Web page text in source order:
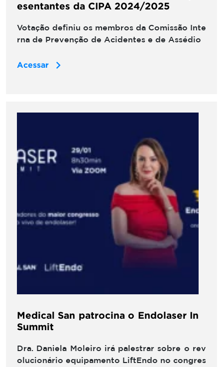
esentantes da CIPA 2024/2025
Votação definiu os membros da Comissão Inte
rna de Prevenção de Acidentes e de Assédio
Acessar
Medical San patrocina o Endolaser In
Summit
Dra. Daniela Moleiro irá palestrar sobre o rev
olucionário equipamento LiftEndo no congres